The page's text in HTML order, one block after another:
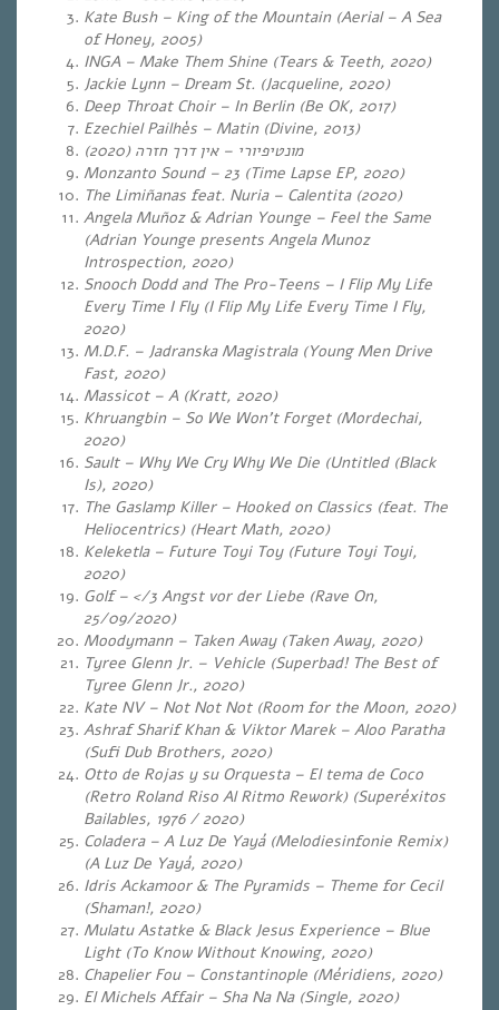
Kate Bush – King of the Mountain (Aerial – A Sea
of Honey, 2005)
INGA – Make Them Shine (Tears & Teeth, 2020)
Jackie Lynn – Dream St. (Jacqueline, 2020)
Deep Throat Choir – In Berlin (Be OK, 2017)
Ezechiel Pailhès – Matin (Divine, 2013)
מונטיפיורי –אין דרך חזרה (2020)
Monzanto Sound – 23 (Time Lapse EP, 2020)
The Limiñanas feat. Nuria – Calentita (2020)
Angela Muñoz & Adrian Younge – Feel the Same
(Adrian Younge presents Angela Munoz
Introspection, 2020)
Snooch Dodd and The Pro-Teens – I Flip My Life
Every Time I Fly (I Flip My Life Every Time I Fly,
2020)
M.D.F. – Jadranska Magistrala (Young Men Drive
Fast, 2020)
Massicot – A (Kratt, 2020)
Khruangbin – So We Won’t Forget (Mordechai,
2020)
Sault – Why We Cry Why We Die (Untitled (Black
Is), 2020)
The Gaslamp Killer – Hooked on Classics (feat. The
Heliocentrics) (Heart Math, 2020)
Keleketla – Future Toyi Toy (Future Toyi Toyi,
2020)
Golf – </3 Angst vor der Liebe (Rave On,
25/09/2020)
Moodymann – Taken Away (Taken Away, 2020)
Tyree Glenn Jr. – Vehicle (Superbad! The Best of
Tyree Glenn Jr., 2020)
Kate NV – Not Not Not (Room for the Moon, 2020)
Ashraf Sharif Khan & Viktor Marek – Aloo Paratha
(Sufi Dub Brothers, 2020)
Otto de Rojas y su Orquesta – El tema de Coco
(Retro Roland Riso Al Ritmo Rework) (Superéxitos
Bailables, 1976 / 2020)
Coladera – A Luz De Yayá (Melodiesinfonie Remix)
(A Luz De Yayá, 2020)
Idris Ackamoor & The Pyramids – Theme for Cecil
(Shaman!, 2020)
Mulatu Astatke & Black Jesus Experience – Blue
Light (To Know Without Knowing, 2020)
Chapelier Fou – Constantinople (Méridiens, 2020)
El Michels Affair – Sha Na Na (Single, 2020)